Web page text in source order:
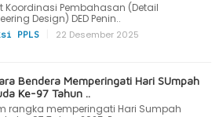
Koordinasi Pembahasan (Detail
Design) DED Penin..
PPLS 22 Desember 2025
Bendera Memperingati Hari SUmpah
Ke-97 Tahun ..
rangka memperingati Hari Sumpah